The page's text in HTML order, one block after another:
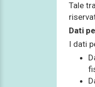
Tale
Dati
I dati